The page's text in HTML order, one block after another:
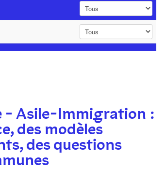
- Asile-Immigration :
des modèles
des questions